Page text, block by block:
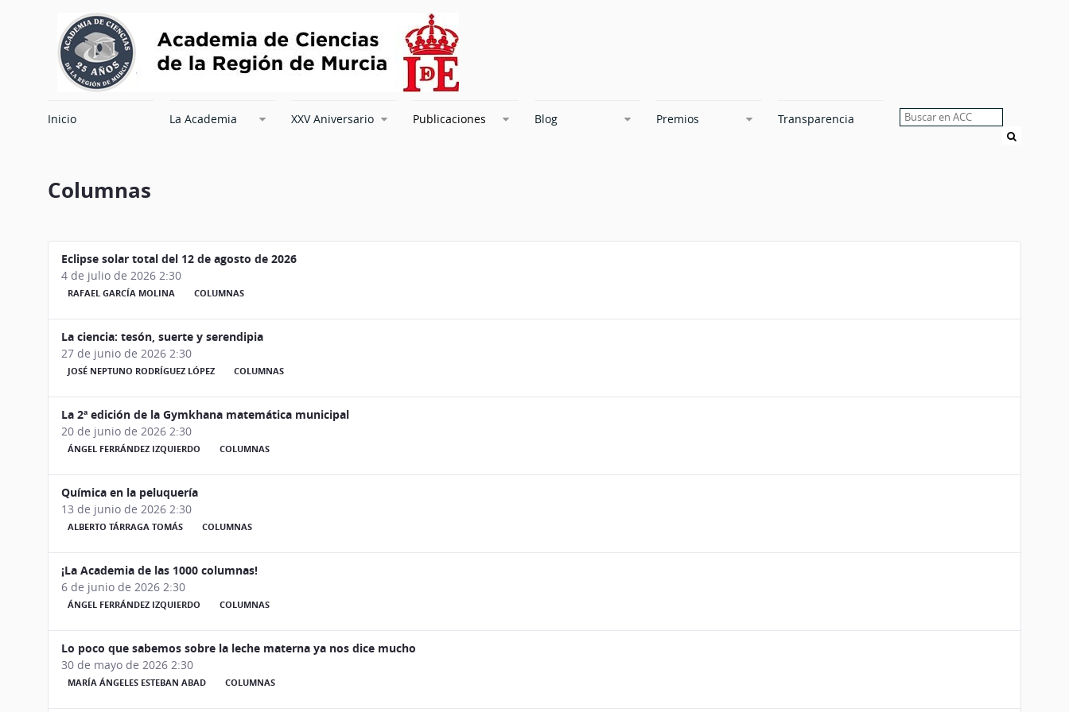
Inicio La Academia XXV Aniversario Publicaciones Blog Premios Transparencia
Columnas
Eclipse solar total del 12 de agosto de 2026
4 de julio de 2026 2:30
RAFAEL GARCÍA MOLINA COLUMNAS
La ciencia: tesón, suerte y serendipia
27 de junio de 2026 2:30
JOSÉ NEPTUNO RODRÍGUEZ LÓPEZ COLUMNAS
La 2ª edición de la Gymkhana matemática municipal
20 de junio de 2026 2:30
ÁNGEL FERRÁNDEZ IZQUIERDO COLUMNAS
Química en la peluquería
13 de junio de 2026 2:30
ALBERTO TÁRRAGA TOMÁS COLUMNAS
¡La Academia de las 1000 columnas!
6 de junio de 2026 2:30
ÁNGEL FERRÁNDEZ IZQUIERDO COLUMNAS
Lo poco que sabemos sobre la leche materna ya nos dice mucho
30 de mayo de 2026 2:30
MARÍA ÁNGELES ESTEBAN ABAD COLUMNAS